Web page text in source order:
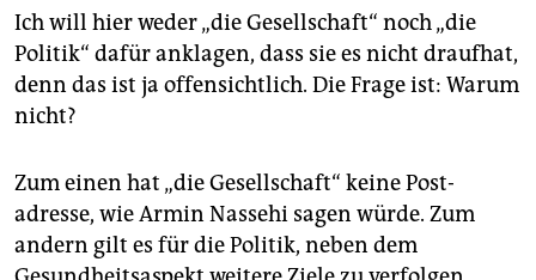
Ich will hier weder „die Gesellschaft“ noch „die
Politik“ dafür anklagen, dass sie es nicht draufhat,
denn das ist ja offensichtlich. Die Frage ist: Warum
nicht?
Zum einen hat „die Gesellschaft“ keine Post­
adresse, wie Armin Nassehi sagen würde. Zum
andern gilt es für die Politik, neben dem